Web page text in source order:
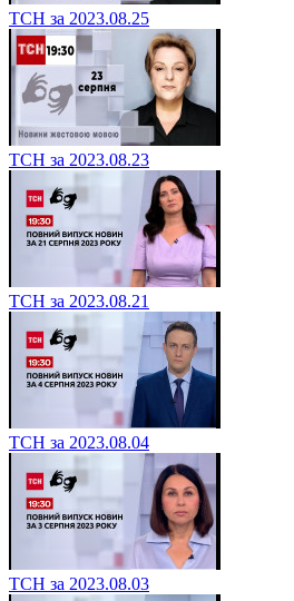
ТСН за 2023.08.25
ТСН за 2023.08.23
ТСН за 2023.08.21
ТСН за 2023.08.04
ТСН за 2023.08.03